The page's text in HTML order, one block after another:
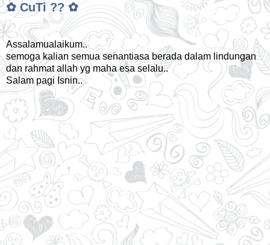
✿ CuTi ?? ✿
Assalamualaikum..
semoga kalian semua senantiasa berada dalam lindungan
dan rahmat allah yg maha esa selalu..
Salam pagi Isnin..